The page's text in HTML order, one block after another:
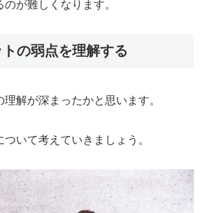
が難しくなります。
の弱点を理解する
解が深まったかと思います。
いて考えていきましょう。